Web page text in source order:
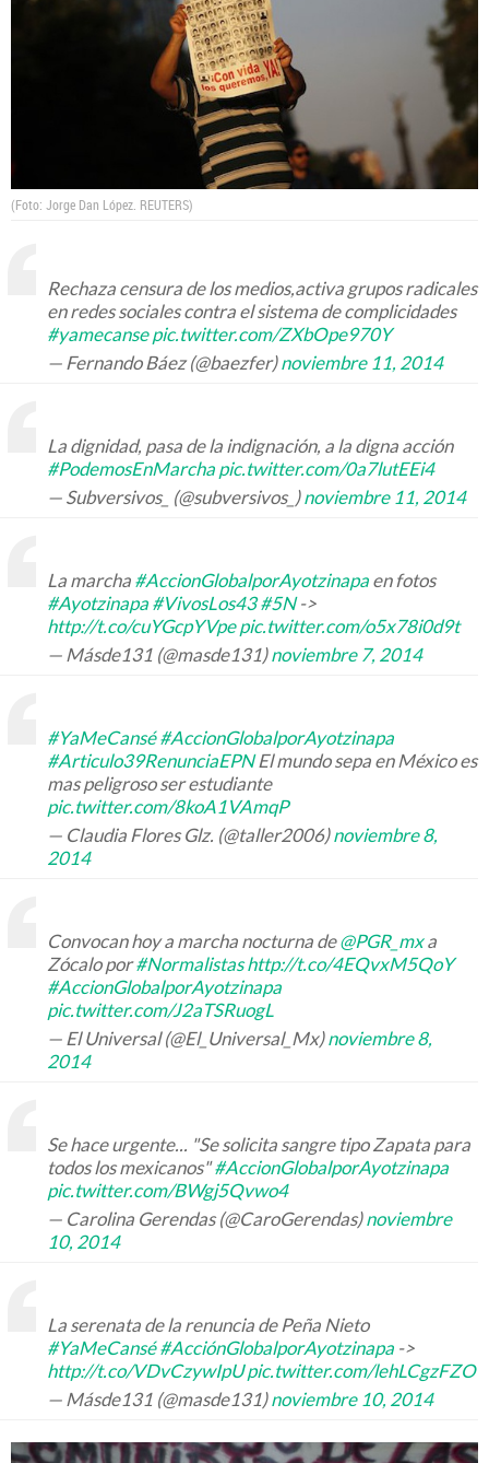
(Foto: Jorge Dan López. REUTERS)
Rechaza censura de los medios,activa grupos radicales
en redes sociales contra el sistema de complicidades
#yamecanse pic.twitter.com/ZXbOpe970Y
— Fernando Báez (@baezfer)noviembre 11, 2014
La dignidad, pasa de la indignación, a la digna acción
#PodemosEnMarcha pic.twitter.com/0a7lutEEi4
— Subversivos_ (@subversivos_)noviembre 11, 2014
La marcha #AccionGlobalporAyotzinapa en fotos
#Ayotzinapa #VivosLos43 #5N->
http://t.co/cuYGcpYVpe pic.twitter.com/o5x78i0d9t
— Másde131 (@masde131)noviembre 7, 2014
#YaMeCansé #AccionGlobalporAyotzinapa
#Articulo39RenunciaEPNEl mundo sepa en México es
mas peligroso ser estudiante
pic.twitter.com/8koA1VAmqP
— Claudia Flores Glz. (@taller2006)noviembre 8,
2014
Convocan hoy a marcha nocturna de@PGR_mxa
Zócalo por#Normalistas http://t.co/4EQvxM5QoY
#AccionGlobalporAyotzinapa
pic.twitter.com/J2aTSRuogL
— El Universal (@El_Universal_Mx)noviembre 8,
2014
Se hace urgente... "Se solicita sangre tipo Zapata para
todos los mexicanos"#AccionGlobalporAyotzinapa
pic.twitter.com/BWgj5Qvwo4
— Carolina Gerendas (@CaroGerendas)noviembre
10, 2014
La serenata de la renuncia de Peña Nieto
#YaMeCansé #AcciónGlobalporAyotzinapa ->
http://t.co/VDvCzywIpU pic.twitter.com/lehLCgzFZO
— Másde131 (@masde131)noviembre 10, 2014